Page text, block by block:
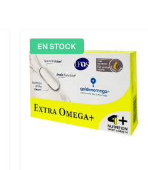
EN STOCK